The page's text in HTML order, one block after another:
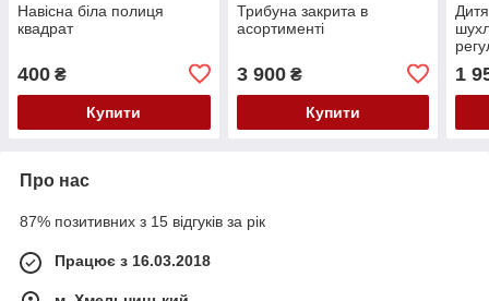
Навісна біла полиця
квадрат
400 ₴
Купити
Трибуна закрита в
асортименті
3 900₴
Купити
1
Про нас
87% позитивних з 15 відгуків за рік
Працює з 16.03.2018